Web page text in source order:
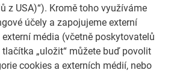
z USA)“). Kromě toho využíváme
účely a zapojujeme externí
média (včetně poskytovatelů
„uložit“ můžete buď povolit
cookies a externích médií, nebo